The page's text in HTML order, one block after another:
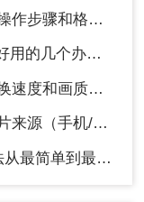
简单的任务。
就能轻松完成
能对你有所帮
格式保留对比！
几个办法！
质损失对比！
/相机/截图）选！
最专业逐步升级！